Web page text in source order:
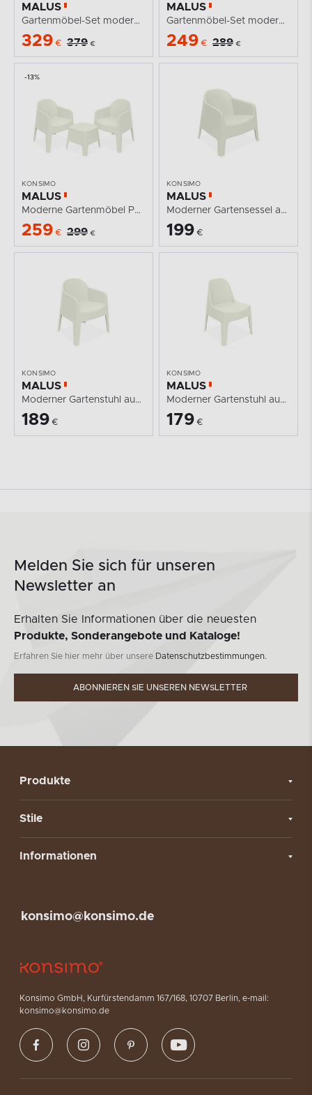
MALUS
Gartenmöbel-Set modern Polypropylen beige
329 € 379 €
MALUS
Gartenmöbel-Set modern Polypropylen 2 Personen beige
249 € 289 €
-13%
KONSIMO
MALUS
Moderne Gartenmöbel Polypropylen 2 Personen beige
259 € 299 €
KONSIMO
MALUS
Moderner Gartensessel aus Polypropylen beige
199 €
KONSIMO
MALUS
Moderner Gartenstuhl aus Polypropylen beige
189 €
KONSIMO
MALUS
Moderner Gartenstuhl aus Polypropylen beige
179 €
Melden Sie sich für unseren
Newsletter an
Erhalten Sie Informationen über die neuesten
Produkte, Sonderangebote und Kataloge!
Erfahren Sie hier mehr über unsere Datenschutzbestimmungen.
ABONNIEREN SIE UNSEREN NEWSLETTER
Produkte
Stile
Informationen
Konsimo GmbH, Kurfürstendamm 167/168, 10707 Berlin, e-mail:
konsimo@konsimo.de
konsimo@konsimo.de